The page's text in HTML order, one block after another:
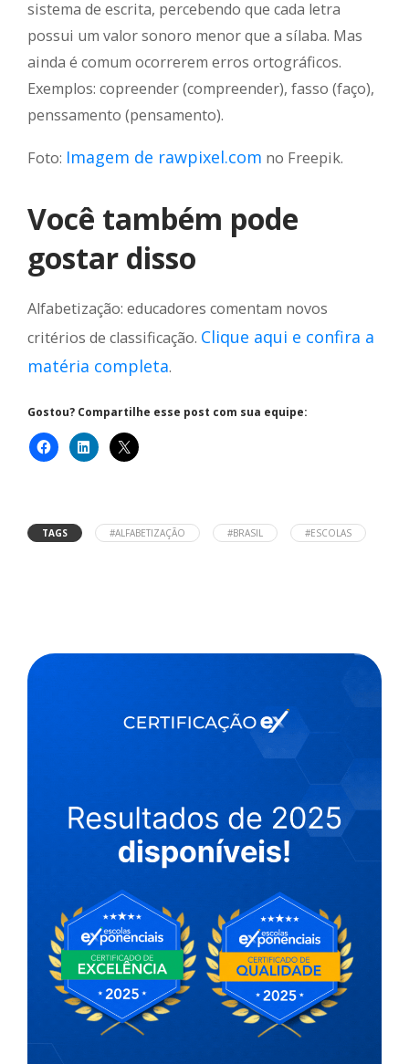
sistema de escrita, percebendo que cada letra
possui um valor sonoro menor que a sílaba. Mas
ainda é comum ocorrerem erros ortográficos.
Exemplos: copreender (compreender), fasso (faço),
penssamento (pensamento).
Foto: Imagem de rawpixel.com no Freepik.
Você também pode
gostar disso
Alfabetização: educadores comentam novos
critérios de classificação. Clique aqui e confira a
matéria completa.
Gostou? Compartilhe esse post com sua equipe:
TAGS #ALFABETIZAÇÃO #BRASIL #ESCOLAS